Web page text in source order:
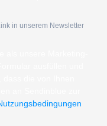
in unserem Newsletter